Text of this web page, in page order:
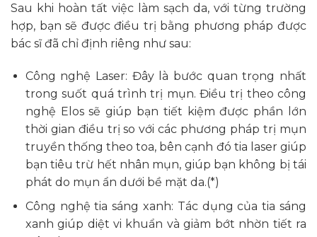
Sau khi hoàn tất việc làm sạch da, với từng trường
hợp, bạn sẽ được điều trị bằng phương pháp được
bác sĩ đã chỉ định riêng như sau:
Công nghệ Laser: Đây là bước quan trọng nhất
trong suốt quá trình trị mụn. Điều trị theo công
nghệ Elos sẽ giúp bạn tiết kiệm được phần lớn
thời gian điều trị so với các phương pháp trị mụn
truyền thống theo toa, bên cạnh đó tia laser giúp
bạn tiêu trừ hết nhân mụn, giúp bạn không bị tái
phát do mụn ẩn dưới bề mặt da.(*)
Công nghệ tia sáng xanh: Tác dụng của tia sáng
xanh giúp diệt vi khuẩn và giảm bớt nhờn tiết ra